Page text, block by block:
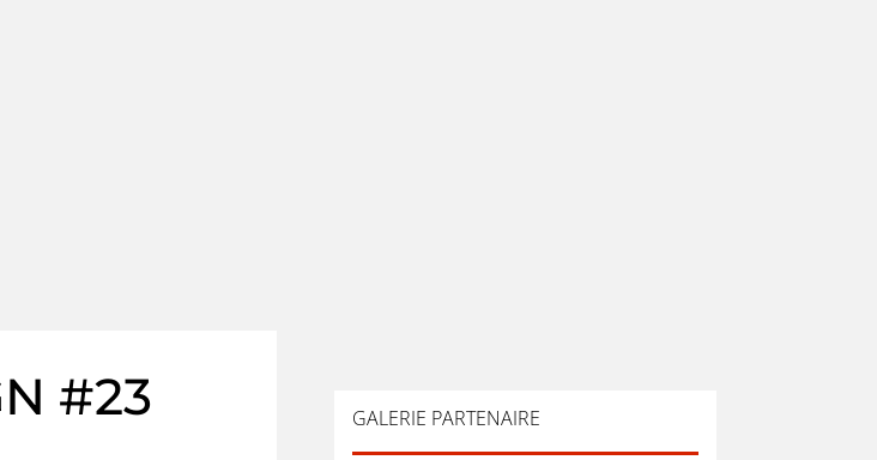
#23 GALERIE PARTENAIRE